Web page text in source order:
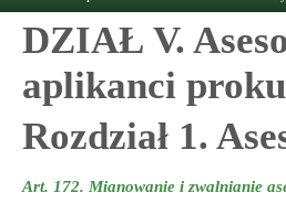
DZIAŁ V.
aplikanci
Rozdział 1.
Art. 172. Mianowanie i zwalnianie